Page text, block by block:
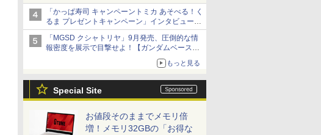
ールフィギュアで登場！
メガネ姿も表現できるオプションパーツが付属
「かっぱ寿司 キャンペーントミカ あそべる！く
るま プレゼントキャンペーン」インタビュー
子どもが楽しめるかっぱ寿司ならではの体験と
コラボの楽しさを追求
「MGSD クシャトリヤ」9月発売、圧倒的な情
報密度を展示で目撃せよ！【ガンダムベース撮
もっと見る
Special Site
お値段そのままでメモリ倍
増！メモリ32GBの「お得な